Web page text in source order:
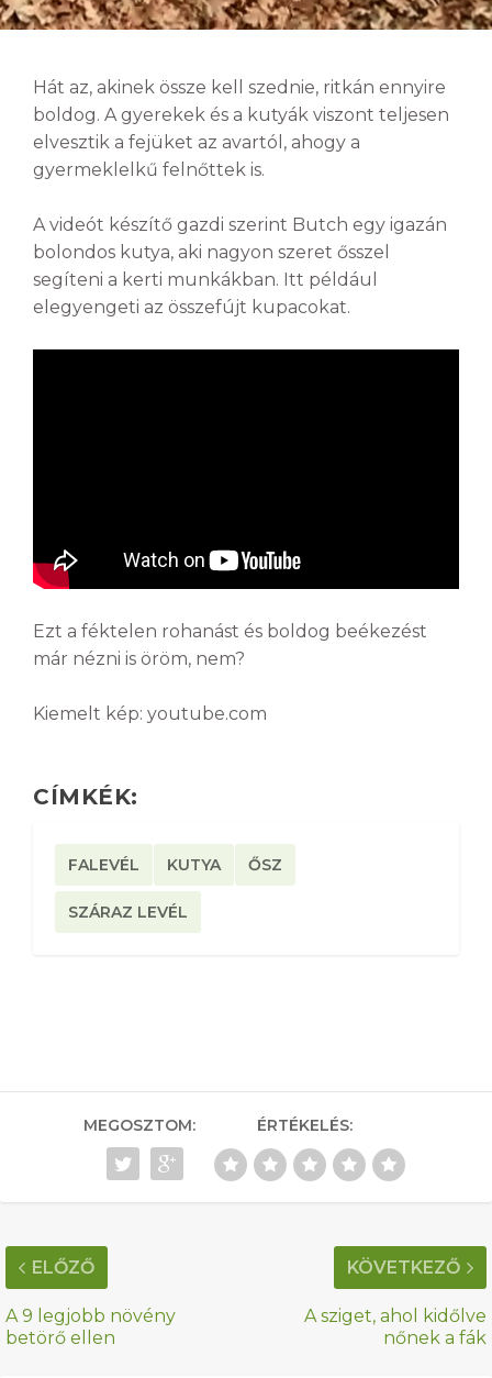
Hát az, akinek össze kell szednie, ritkán ennyire
boldog. A gyerekek és a kutyák viszont teljesen
elvesztik a fejüket az avartól, ahogy a
gyermeklelkű felnőttek is.
A videót készítő gazdi szerint Butch egy igazán
bolondos kutya, aki nagyon szeret ősszel
segíteni a kerti munkákban. Itt például
elegyengeti az összefújt kupacokat.
Ezt a féktelen rohanást és boldog beékezést
már nézni is öröm, nem?
Kiemelt kép: youtube.com
CÍMKÉK:
FALEVÉL KUTYA ŐSZ
SZÁRAZ LEVÉL
MEGOSZTOM: ÉRTÉKELÉS:
ELŐZŐ
A 9 legjobb növény
betörő ellen
KÖVETKEZŐ
A sziget, ahol kidőlve
nőnek a fák